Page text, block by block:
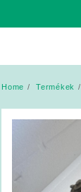
Home Termékek